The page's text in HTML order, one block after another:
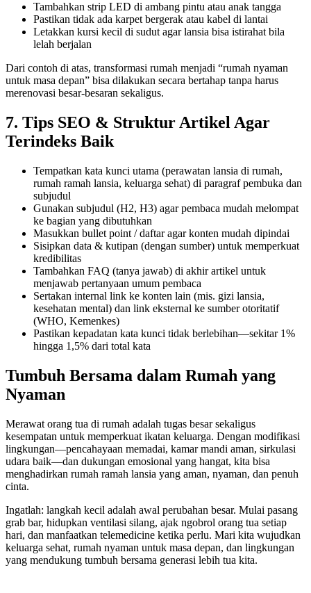
Tambahkan strip LED di ambang pintu atau anak tangga
Pastikan tidak ada karpet bergerak atau kabel di lantai
Letakkan kursi kecil di sudut agar lansia bisa istirahat bila
lelah berjalan
Dari contoh di atas, transformasi rumah menjadi “rumah nyaman
untuk masa depan” bisa dilakukan secara bertahap tanpa harus
merenovasi besar-besaran sekaligus.
7. Tips SEO & Struktur Artikel Agar
Terindeks Baik
Tempatkan kata kunci utama (perawatan lansia di rumah,
rumah ramah lansia, keluarga sehat) di paragraf pembuka dan
subjudul
Gunakan subjudul (H2, H3) agar pembaca mudah melompat
ke bagian yang dibutuhkan
Masukkan bullet point / daftar agar konten mudah dipindai
Sisipkan data & kutipan (dengan sumber) untuk memperkuat
kredibilitas
Tambahkan FAQ (tanya jawab) di akhir artikel untuk
menjawab pertanyaan umum pembaca
Sertakan internal link ke konten lain (mis. gizi lansia,
kesehatan mental) dan link eksternal ke sumber otoritatif
(WHO, Kemenkes)
Pastikan kepadatan kata kunci tidak berlebihan—sekitar 1%
hingga 1,5% dari total kata
Tumbuh Bersama dalam Rumah yang
Nyaman
Merawat orang tua di rumah adalah tugas besar sekaligus
kesempatan untuk memperkuat ikatan keluarga. Dengan modifikasi
lingkungan—pencahayaan memadai, kamar mandi aman, sirkulasi
udara baik—dan dukungan emosional yang hangat, kita bisa
menghadirkan rumah ramah lansia yang aman, nyaman, dan penuh
cinta.
Ingatlah: langkah kecil adalah awal perubahan besar. Mulai pasang
grab bar, hidupkan ventilasi silang, ajak ngobrol orang tua setiap
hari, dan manfaatkan telemedicine ketika perlu. Mari kita wujudkan
keluarga sehat, rumah nyaman untuk masa depan, dan lingkungan
yang mendukung tumbuh bersama generasi lebih tua kita.